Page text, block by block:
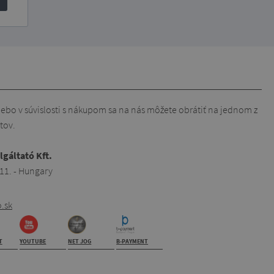
v súvislosti s nákupom sa na nás môžete obrátiť na jednom z
Kft.
- Hungary
YOUTUBE NET JOG B-PAYMENT